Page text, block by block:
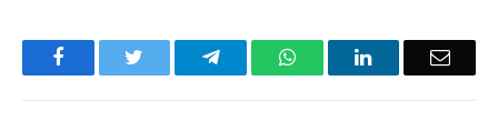
Facebook TelegramWhatsAppLinkedIn Email